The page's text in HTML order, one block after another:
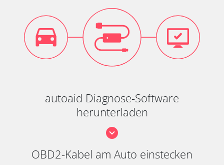
autoaid Diagnose-Software
herunterladen
OBD2-Kabel am Auto einstecken